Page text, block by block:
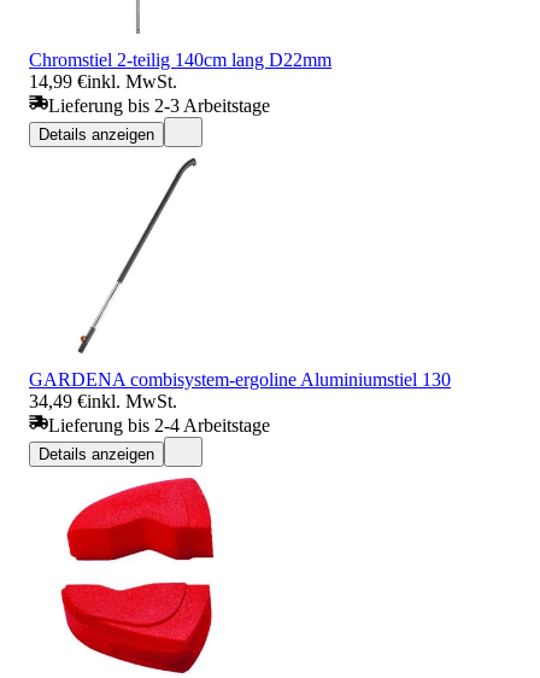
Chromstiel 2-teilig 140cm lang D22mm
14,99 €inkl. MwSt.
Lieferung bis 2-3 Arbeitstage
Details anzeigen
GARDENA combisystem-ergoline Aluminiumstiel 130
34,49 €inkl. MwSt.
Lieferung bis 2-4 Arbeitstage
Details anzeigen